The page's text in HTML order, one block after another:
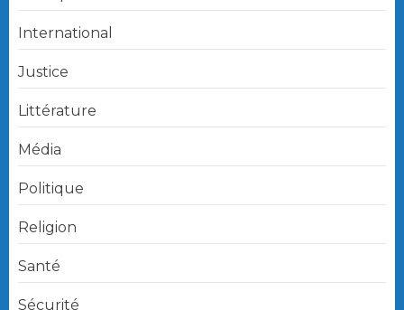
International
Justice
Littérature
Média
Politique
Religion
Santé
Sécurité